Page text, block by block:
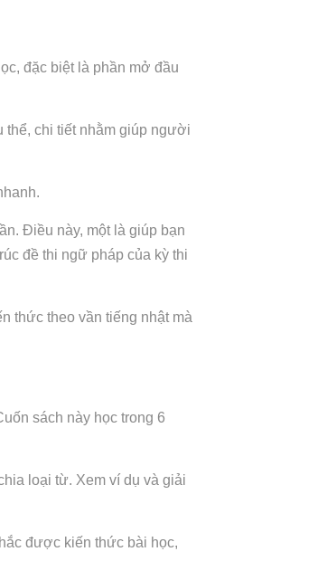
đặc biệt là phần mở đầu
thể, chi tiết nhằm giúp người
Điều này, một là giúp bạn
đề thi ngữ pháp của kỳ thi
thức theo vần tiếng nhật mà
sách này học trong 6
loại từ. Xem ví dụ và giải
được kiến thức bài học,